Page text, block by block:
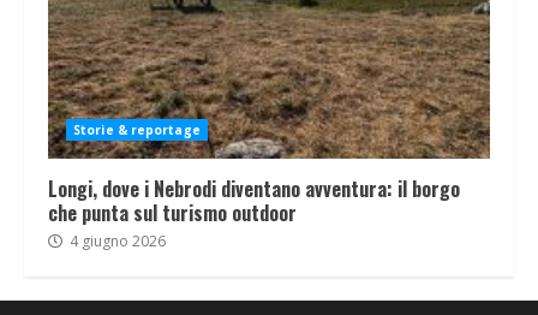
Storie & reportage
Longi, dove i Nebrodi diventano avventura: il borgo
che punta sul turismo outdoor
4 giugno 2026